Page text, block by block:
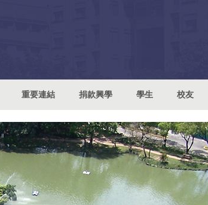
重要連結 捐款興學 學生 校友